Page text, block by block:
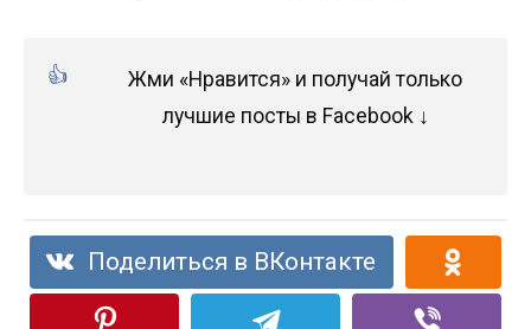
Жми «Нравится» и получай только
лучшие посты в Facebook ↓
Поделиться в ВКонтакте